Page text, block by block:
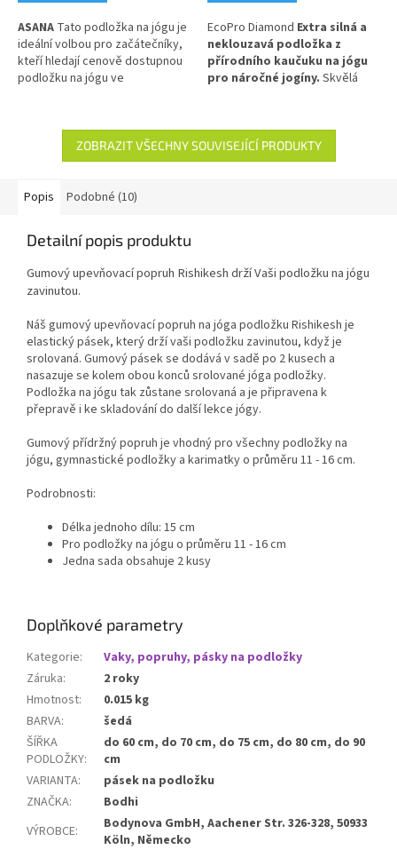
ASANA Tato podložka na jógu je
ideální volbou pro začátečníky,
kteří hledají cenově dostupnou
podložku na jógu ve
protiskluzová, vhodná pro
prakticky všechny styly cvičení
a pro každodenní použití.
EcoPro Diamond Extra silná a
neklouzavá podložka z
přírodního kaučuku na jógu
pro náročné jogíny. Skvělá
ZOBRAZIT VŠECHNY SOUVISEJÍCÍ PRODUKTY
Popis Podobné (10)
Detailní popis produktu
Gumový upevňovací popruh Rishikesh drží Vaši podložku na jógu
zavinutou.
Náš gumový upevňovací popruh na jóga podložku Rishikesh je
elastický pásek, který drží vaši podložku zavinutou, když je
srolovaná. Gumový pásek se dodává v sadě po 2 kusech a
nasazuje se kolem obou konců srolované jóga podložky.
Podložka na jógu tak zůstane srolovaná a je připravena k
přepravě i ke skladování do další lekce jógy.
Gumový přídržný popruh je vhodný pro všechny podložky na
jógu, gymnastické podložky a karimatky o průměru 11 - 16 cm.
Podrobnosti:
Délka jednoho dílu: 15 cm
Pro podložky na jógu o průměru 11 - 16 cm
Jedna sada obsahuje 2 kusy
Doplňkové parametry
Kategorie:
Vaky, popruhy, pásky na podložky
Záruka:
2 roky
Hmotnost:
0.015 kg
BARVA:
šedá
ŠÍŘKA
PODLOŽKY:
do 60 cm, do 70 cm, do 75 cm, do 80 cm, do 90
cm
VARIANTA:
pásek na podložku
ZNAČKA:
Bodhi
VÝROBCE:
Bodynova GmbH, Aachener Str. 326-328, 50933
Köln, Německo